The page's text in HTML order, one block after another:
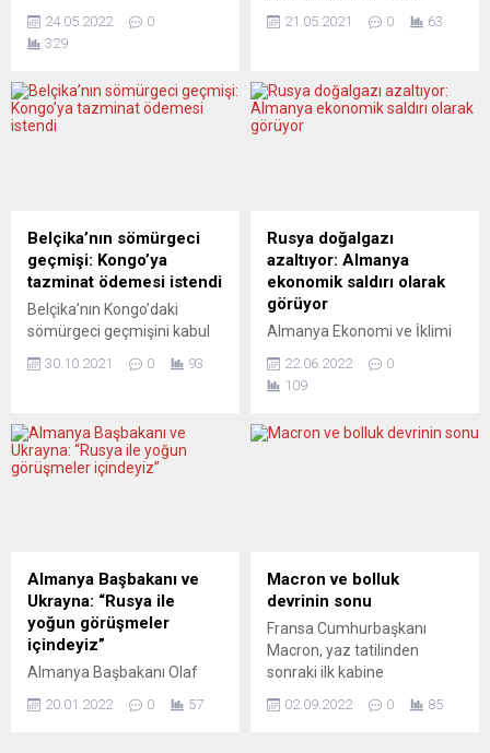
bulunan ve
vatandaşlarımızın
Partisi Genel Başkanı Temel
Karamollaoğlu, insanımızın
Saadet Avrupa Başkanı
Samet Sami Temel ve
partililer tarafından
Karamollaoğlu’na, Saadet
Avrupa Münih Bölgesi Kadın
Kolları tarafından bir hediye
24.05.2022
0
329
telefonda görüştüğü
yaptığı yazılı açıklamaya
göre, Merkel ve Abbas
ve Filistinliler arasında hızlı
bir ateşkesin sağlanması
için girişimlerin
desteklenmesine devam...
21.05.2021 0 63
Belçika’nın sömürgeci
geçmişi: Kongo’ya
tazminat ödemesi istendi
Belçika’nın Kongo’daki
sömürgeci geçmişini kabul
tazminat ödemesi gerektiği
polis tarafından
öldürülmesinin ardından
arasındaki sömürgeci
dönemini inceledi.
Komisyonunun nihai
raporunda, Belçika’nın
Kongo’ya tazminat ödemesi
gerektiği görüşü yer aldı.
681...
30.10.2021 0 93
Rusya doğalgazı
azaltıyor: Almanya
ekonomik saldırı olarak
görüyor
Almanya Ekonomi ve İklimi
Habeck, Rusya’nın teknik
sorunlar gerekçesiyle Kuzey
Avrupa’ya doğalgaz
toplantıda, Rus enerji şirketi
Gazprom’un teknik sorunlar
hattı üzerinden Avrupa’ya
doğalgaz sevkıyatında
kesintiye gitmesine...
22.06.2022
0
109
Almanya Başbakanı ve
Ukrayna: “Rusya ile
yoğun görüşmeler
içindeyiz”
Almanya Başbakanı Olaf
gerilimini çözmek için
20.01.2022 0 57
Macron ve bolluk
devrinin sonu
Fransa Cumhurbaşkanı
Macron, yaz tatilinden
sonraki ilk kabine
sona ermek üzere olduğu
02.09.2022 0 85